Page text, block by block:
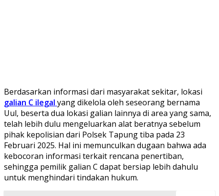
Berdasarkan informasi dari masyarakat sekitar, lokasi
galian C ilegal yang dikelola oleh seseorang bernama
Uul, beserta dua lokasi galian lainnya di area yang sama,
telah lebih dulu mengeluarkan alat beratnya sebelum
pihak kepolisian dari Polsek Tapung tiba pada 23
Februari 2025. Hal ini memunculkan dugaan bahwa ada
kebocoran informasi terkait rencana penertiban,
sehingga pemilik galian C dapat bersiap lebih dahulu
untuk menghindari tindakan hukum.